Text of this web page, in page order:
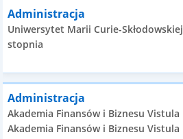
Administracja
Uniwersytet Marii Curie-
stopnia
Administracja
Akademia Finansów i Biznesu
Akademia Finansów i Biznesu Vistula